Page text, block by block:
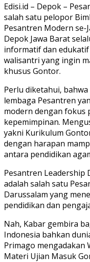
Edisi.id – Depok –
salah satu pelopor
Pesantren Modern se-
Depok Jawa Barat
informatif dan
walisantri yang ingin
khusus Gontor.
Perlu diketahui,
lembaga Pesantren
modern dengan fokus
kepemimpinan.
yakni Kurikulum
dengan harapan
antara pendidikan
Pesantren Leadership
adalah salah satu
Darussalam yang
pendidikan dan
Nah, Kabar gembira
Indonesia bahkan
Primago mengadakan
Materi Ujian Masuk